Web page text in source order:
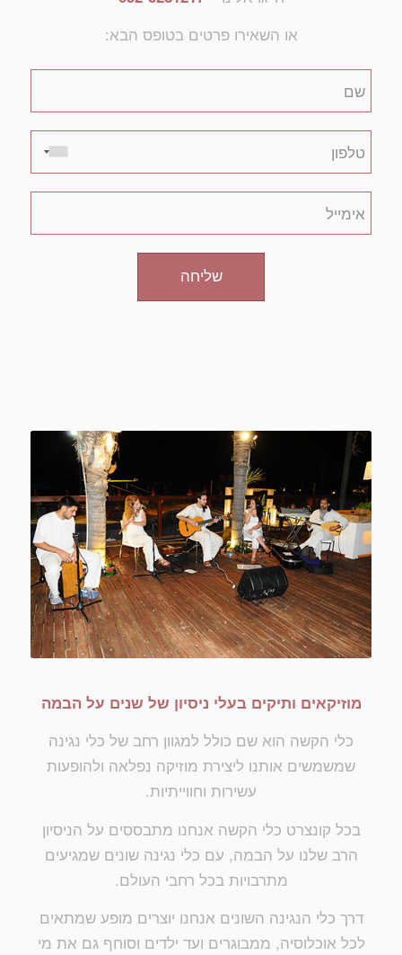
או השאירו פרטים בטופס הבא:
שליחה
מוזיקאים ותיקים בעלי ניסיון של שנים על הבמה
כלי הקשה הוא שם כולל למגוון רחב של כלי נגינה
שמשמשים אותנו ליצירת מוזיקה נפלאה ולהופעות
עשירות וחווייתיות.
בכל קונצרט כלי הקשה אנחנו מתבססים על הניסיון
הרב שלנו על הבמה, עם כלי נגינה שונים שמגיעים
מתרבויות בכל רחבי העולם.
דרך כלי הנגינה השונים אנחנו יוצרים מופע שמתאים
לכל אוכלוסיה, ממבוגרים ועד ילדים וסוחף גם את מי